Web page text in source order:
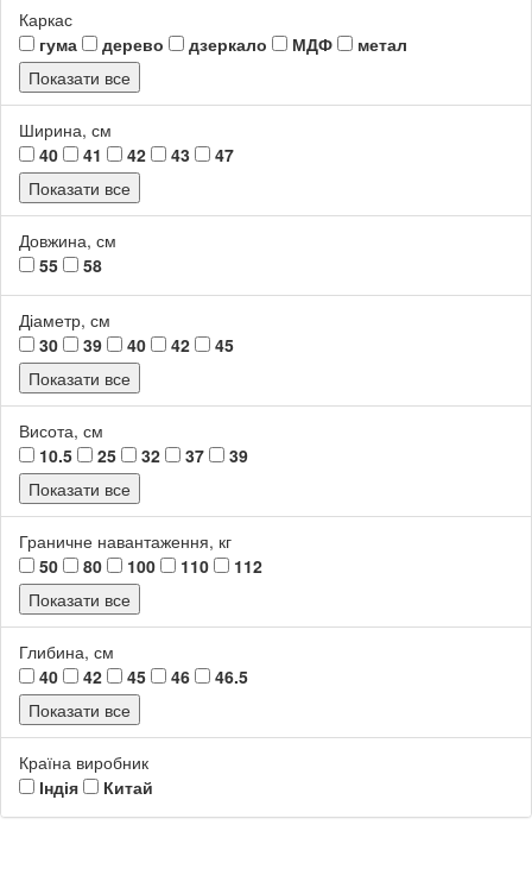
Каркас
гума
дерево дзеркало МДФ
метал
Показати все
Ширина, см
40
41 42 43
47
Показати все
Довжина, см
55
58
Діаметр, см
30
39 40 42
45
Показати все
Висота, см
10.5
25 32 37
39
Показати все
Граничне навантаження, кг
50
80 100 110
112
Показати все
Глибина, см
40
42 45 46
46.5
Показати все
Країна виробник
Індія
Китай